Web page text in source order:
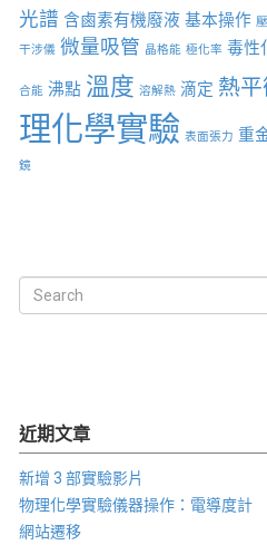
光譜 含鹵素有機廢液 基本操作
干涉儀 微量吸管 晶格能 極化率 毒性
合能 沸點 溫度 溶解熱 滴定 熱平
理化學實驗 表面張力 重
鏡
近期文章
新增 3 部實驗影片
物理化學實驗儀器操作：電導度計
網站遷移